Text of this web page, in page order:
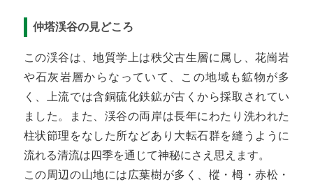
仲塔渓谷の見どころ
この渓谷は、地質学上は秩父古生層に属し、花崗岩
や石灰岩層からなっていて、この地域も鉱物が多
く、上流では含銅硫化鉄鉱が古くから採取されてい
ました。また、渓谷の両岸は長年にわたり洗われた
柱状節理をなした所などあり大転石群を縫うように
流れる清流は四季を通じて神秘にさえ思えます。
この周辺の山地には広葉樹が多く、樅・栂・赤松・